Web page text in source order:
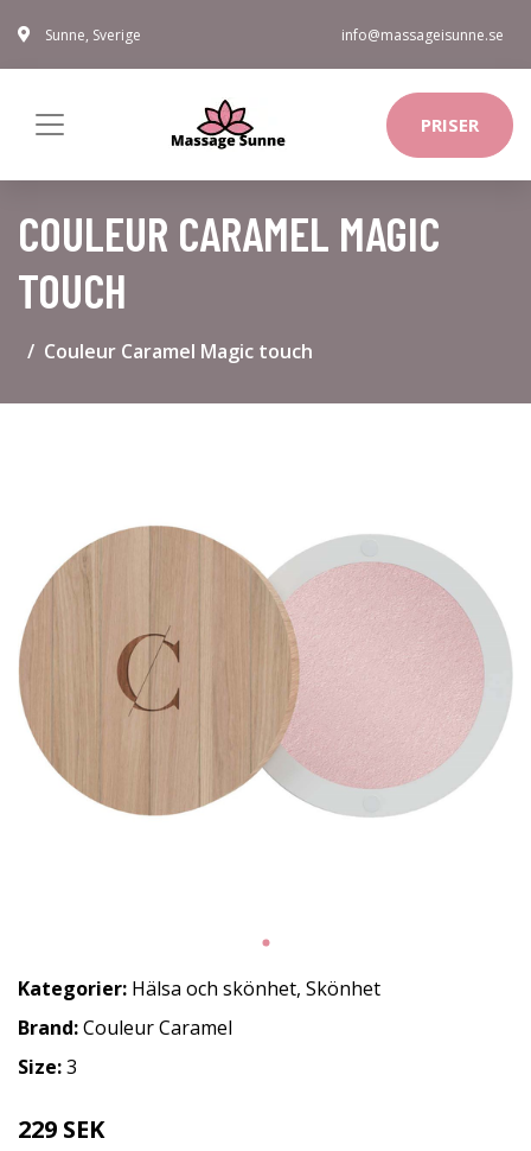
Sunne, Sverige info@massageisunne.se
PRISER
COULEUR CARAMEL MAGIC
TOUCH
Couleur Caramel Magic touch
Kategorier: Hälsa och skönhet, Skönhet
Brand:Couleur Caramel
Size:3
229 SEK